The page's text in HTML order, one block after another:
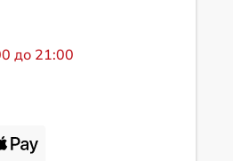
до 21:00